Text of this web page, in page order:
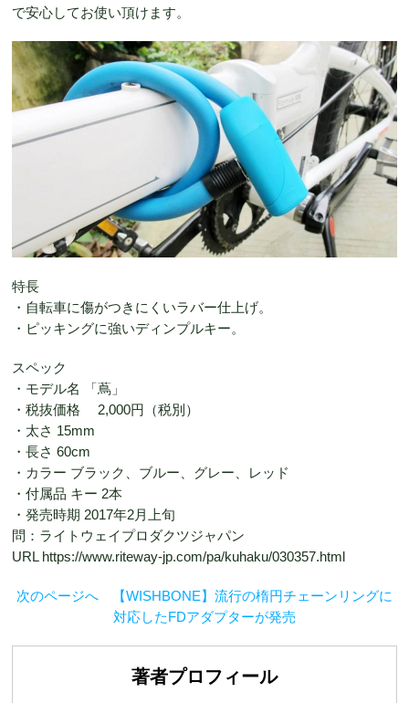
で安心してお使い頂けます。
特長
・自転車に傷がつきにくいラバー仕上げ。
・ピッキングに強いディンプルキー。
スペック
・モデル名 「蔦」
・税抜価格 2,000円（税別）
・太さ 15mm
・長さ 60cm
・カラー ブラック、ブルー、グレー、レッド
・付属品 キー 2本
・発売時期 2017年2月上旬
問：ライトウェイプロダクツジャパン
URL https://www.riteway-jp.com/pa/kuhaku/030357.html
次のページへ 【WISHBONE】流行の楕円チェーンリングに
対応したFDアダプターが発売
著者プロフィール